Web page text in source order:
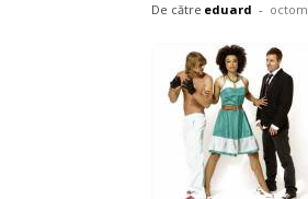
De către eduard -